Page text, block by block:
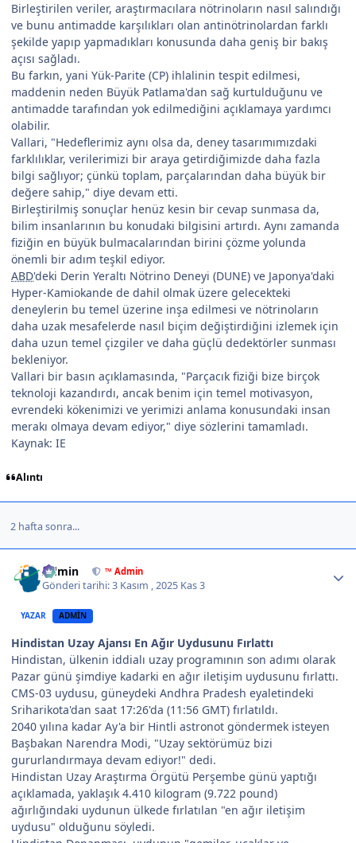
Birleştirilen veriler, araştırmacılara nötrinoların nasıl salındığı
ve bunu antimadde karşılıkları olan antinötrinolardan farklı
şekilde yapıp yapmadıkları konusunda daha geniş bir bakış
açısı sağladı.
Bu farkın, yani Yük-Parite (CP) ihlalinin tespit edilmesi,
maddenin neden Büyük Patlama'dan sağ kurtulduğunu ve
antimadde tarafından yok edilmediğini açıklamaya yardımcı
olabilir.
Vallari, "Hedeflerimiz aynı olsa da, deney tasarımımızdaki
farklılıklar, verilerimizi bir araya getirdiğimizde daha fazla
bilgi sağlıyor; çünkü toplam, parçalarından daha büyük bir
değere sahip," diye devam etti.
Birleştirilmiş sonuçlar henüz kesin bir cevap sunmasa da,
bilim insanlarının bu konudaki bilgisini artırdı. Aynı zamanda
fiziğin en büyük bulmacalarından birini çözme yolunda
önemli bir adım teşkil ediyor.
ABD'deki Derin Yeraltı Nötrino Deneyi (DUNE) ve Japonya'daki
Hyper-Kamiokande de dahil olmak üzere gelecekteki
deneylerin bu temel üzerine inşa edilmesi ve nötrinoların
daha uzak mesafelerde nasıl biçim değiştirdiğini izlemek için
daha uzun temel çizgiler ve daha güçlü dedektörler sunması
bekleniyor.
Vallari bir basın açıklamasında, "Parçacık fiziği bize birçok
teknoloji kazandırdı, ancak benim için temel motivasyon,
evrendeki kökenimizi ve yerimizi anlama konusundaki insan
merakı olmaya devam ediyor," diye sözlerini tamamladı.
Kaynak: IE
Alıntı
2 hafta sonra...
Admin ™ Admin
Gönderi tarihi:3 Kasım , 2025 Kas 3
YAZAR ADMIN
Hindistan Uzay Ajansı En Ağır Uydusunu Fırlattı
Hindistan, ülkenin iddialı uzay programının son adımı olarak
Pazar günü şimdiye kadarki en ağır iletişim uydusunu fırlattı.
CMS-03 uydusu, güneydeki Andhra Pradesh eyaletindeki
Sriharikota'dan saat 17:26'da (11:56 GMT) fırlatıldı.
2040 yılına kadar Ay'a bir Hintli astronot göndermek isteyen
Başbakan Narendra Modi, "Uzay sektörümüz bizi
gururlandırmaya devam ediyor!" dedi.
Hindistan Uzay Araştırma Örgütü Perşembe günü yaptığı
açıklamada, yaklaşık 4.410 kilogram (9.722 pound)
ağırlığındaki uydunun ülkede fırlatılan "en ağır iletişim
uydusu" olduğunu söyledi.